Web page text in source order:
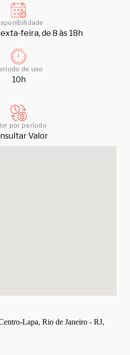
feira, de 8 às 18h
de uso
10h
por período
Valor
Lapa, Rio de Janeiro - RJ,